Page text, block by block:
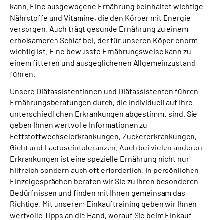
Gebärdensprache
kann. Eine ausgewogene Ernährung beinhaltet wichtige
Nährstoffe und Vitamine, die den Körper mit Energie
versorgen. Auch trägt gesunde Ernährung zu einem
erholsameren Schlaf bei, der für unseren Köper enorm
wichtig ist. Eine bewusste Ernährungsweise kann zu
einem fitteren und ausgeglichenen Allgemeinzustand
führen.
Unsere Diätassistentinnen und Diätassistenten führen
Ernährungsberatungen durch, die individuell auf Ihre
unterschiedlichen Erkrankungen abgestimmt sind. Sie
geben Ihnen wertvolle Informationen zu
Fettstoffwechselerkrankungen, Zuckererkrankungen,
Gicht und Lactoseintoleranzen. Auch bei vielen anderen
Erkrankungen ist eine spezielle Ernährung nicht nur
hilfreich sondern auch oft erforderlich. In persönlichen
Einzelgesprächen beraten wir Sie zu Ihren besonderen
Bedürfnissen und finden mit Ihnen gemeinsam das
Richtige. Mit unserem Einkauftraining geben wir Ihnen
wertvolle Tipps an die Hand, worauf Sie beim Einkauf